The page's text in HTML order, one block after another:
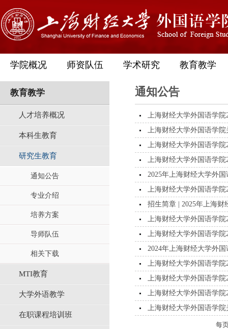
学院概况 师资队伍 学术研究 教育教学
教育教学
人才培养概况
本科生教育
研究生教育
通知公告
专业介绍
培养方案
导师队伍
相关下载
MTI教育
大学外语教学
在职课程培训班
通知公告
上海财经大学外国语学
上海财经大学外国语学
上海财经大学外国语学
上海财经大学外国语学
2025年上海财经大学外
上海财经大学外国语学
招生简章 | 2025年上海
上海财经大学外国语学
上海财经大学外国语学
2024年上海财经大学外
上海财经大学外国语学
上海财经大学外国语学
上海财经大学外国语学
上海财经大学外国语学院
每